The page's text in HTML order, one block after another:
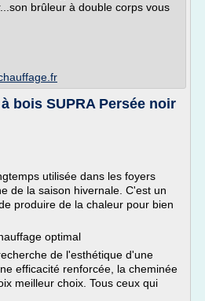
brûleur à double corps vous
bois SUPRA Persée noir
utilisée dans les foyers
de la saison hivernale. C'est un
produire de la chaleur pour bien
optimal
de l'esthétique d'une
efficacité renforcée, la cheminée
meilleur choix. Tous ceux qui